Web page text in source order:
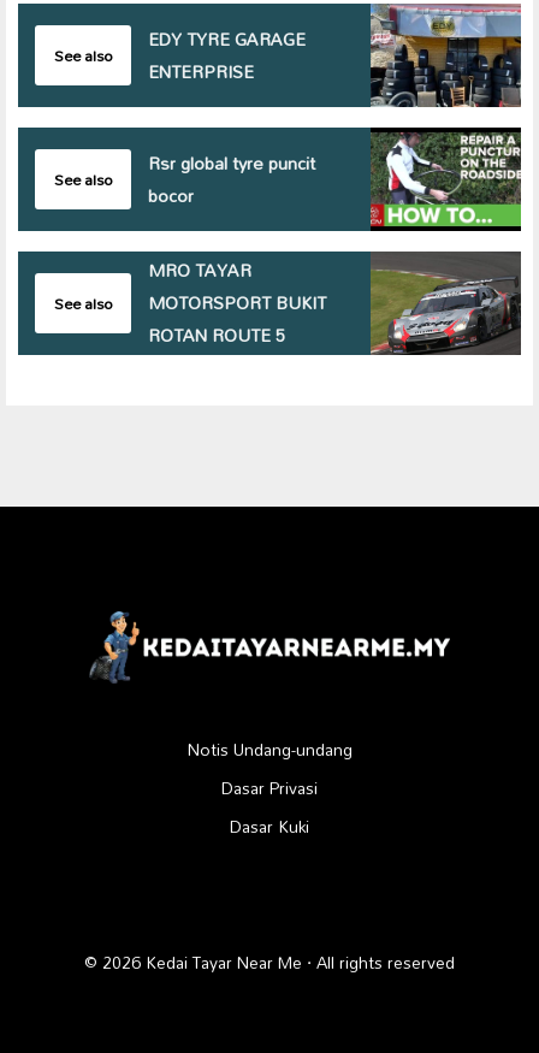
See also
EDY TYRE GARAGE
ENTERPRISE
See also
Rsr global tyre puncit
bocor
See also
MRO TAYAR
MOTORSPORT BUKIT
ROTAN ROUTE 5
Notis Undang-undang
Dasar Privasi
Dasar Kuki
© 2026 Kedai Tayar Near Me · All rights reserved